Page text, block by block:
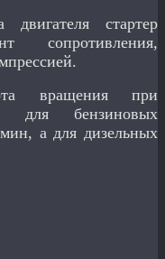
стартер
сопротивления,
вращения при
для бензиновых
мин, а для дизельных